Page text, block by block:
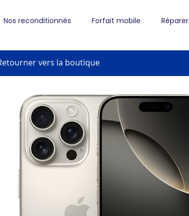
Nos reconditionnés Forfait mobile Réparer
vers la boutique